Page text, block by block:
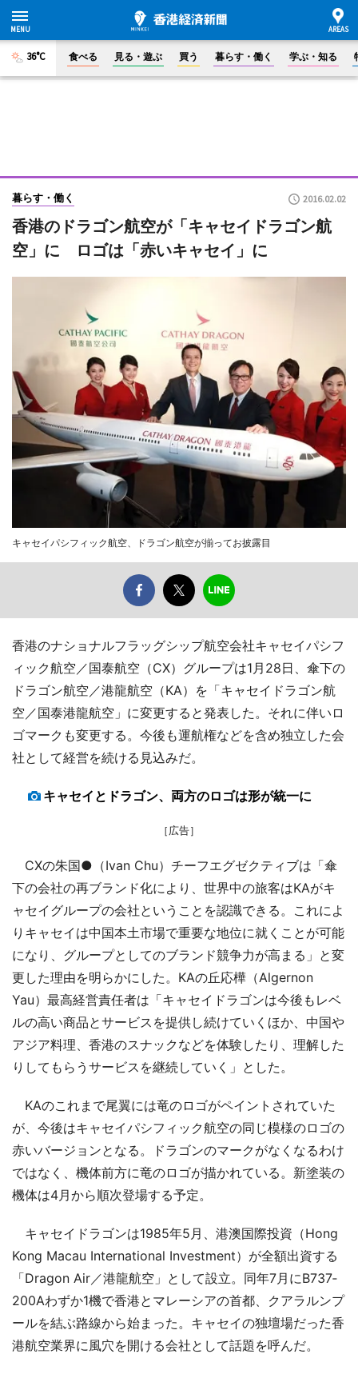
36°C 食べる 見る・遊ぶ 買う 暮らす・働く 学ぶ・知る
暮らす・働く 2016.02.02
香港のドラゴン航空が「キャセイドラゴン航
空」に ロゴは「赤いキャセイ」に
キャセイパシフィック航空、ドラゴン航空が揃ってお披露目
香港のナショナルフラッグシップ航空会社キャセイパシフ
ィック航空／国泰航空（CX）グループは1月28日、傘下の
ドラゴン航空／港龍航空（KA）を「キャセイドラゴン航
空／国泰港龍航空」に変更すると発表した。それに伴いロ
ゴマークも変更する。今後も運航権などを含め独立した会
社として経営を続ける見込みだ。
キャセイとドラゴン、両方のロゴは形が統一に
［広告］
CXの朱国●（Ivan Chu）チーフエグゼクティブは「傘
下の会社の再ブランド化により、世界中の旅客はKAがキ
ャセイグループの会社ということを認識できる。これによ
りキャセイは中国本土市場で重要な地位に就くことが可能
になり、グループとしてのブランド競争力が高まる」と変
更した理由を明らかにした。KAの丘応樺（Algernon
Yau）最高経営責任者は「キャセイドラゴンは今後もレベ
ルの高い商品とサービスを提供し続けていくほか、中国や
アジア料理、香港のスナックなどを体験したり、理解した
りしてもらうサービスを継続していく」とした。
KAのこれまで尾翼には竜のロゴがペイントされていた
が、今後はキャセイパシフィック航空の同じ模様のロゴの
赤いバージョンとなる。ドラゴンのマークがなくなるわけ
ではなく、機体前方に竜のロゴが描かれている。新塗装の
機体は4月から順次登場する予定。
キャセイドラゴンは1985年5月、港澳国際投資（Hong
Kong Macau International Investment）が全額出資する
「Dragon Air／港龍航空」として設立。同年7月にB737‐
200Aわずか1機で香港とマレーシアの首都、クアラルンプ
ールを結ぶ路線から始まった。キャセイの独壇場だった香
港航空業界に風穴を開ける会社として話題を呼んだ。